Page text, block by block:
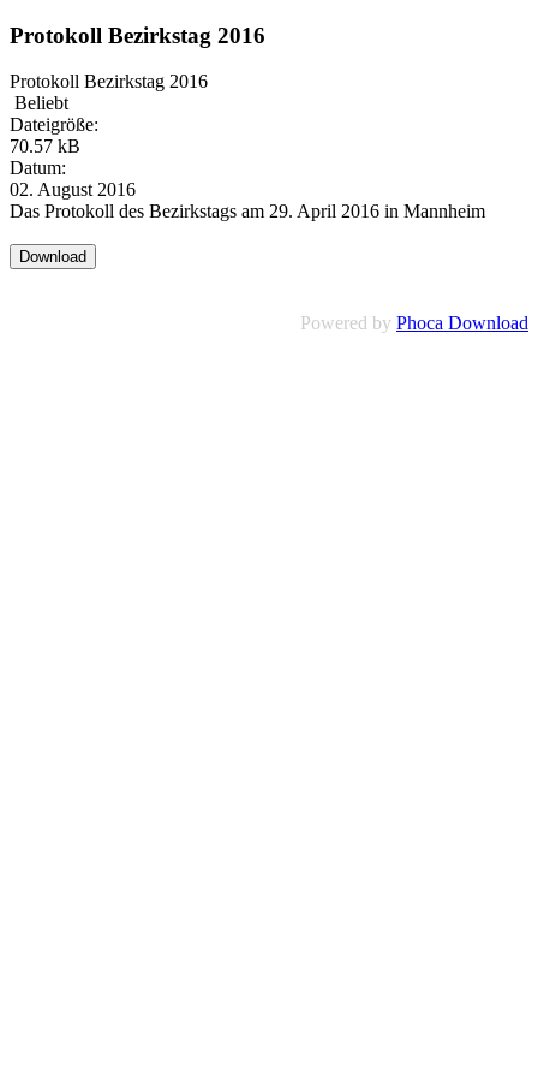
Protokoll Bezirkstag 2016
Protokoll Bezirkstag 2016
Beliebt
Dateigröße:
70.57 kB
Datum:
02. August 2016
Das Protokoll des Bezirkstags am 29. April 2016 in Mannheim
Powered by Phoca Download